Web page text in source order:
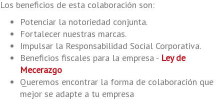
Los beneficios de esta colaboración son:
Potenciar la notoriedad conjunta.
Fortalecer nuestras marcas.
Impulsar la Responsabilidad Social Corporativa.
Beneficios fiscales para la empresa - Ley de
Mecerazgo
Queremos encontrar la forma de colaboración que
mejor se adapte a tu empresa